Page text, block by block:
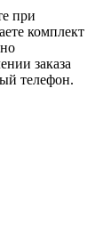
при
комплект
заказа
телефон.